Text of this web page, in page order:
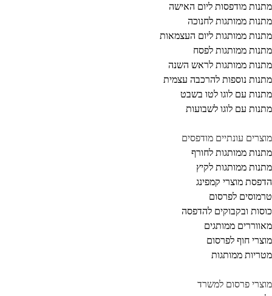
מודפסות ליום האישה
ממותגות לחנוכה
ממותגות ליום העצמאות
ממותגות לפסח
ממותגות לראש השנה
נוספות להרכבה עצמית
עם לוגו לטו בשבט
עם לוגו לשבועות
עונתיים מודפסים
ממותגות לחורף
ממותגות לקיץ
מוצרי קמפינג
לפרסום
ובקבוקים להדפסה
ממותגים
חוף לפרסום
ממותגות
פרסום למשרד